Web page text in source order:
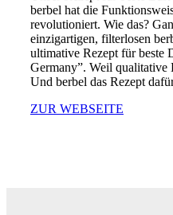
berbel hat die
revolutioniert. Wie das?
einzigartigen, filterlosen
ultimative Rezept für beste
Germany”. Weil qualitative
Und berbel das Rezept
ZUR WEBSEITE